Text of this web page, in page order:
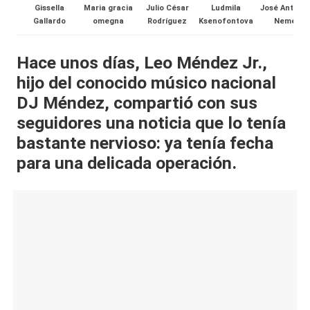
y
s,
T
V
y
Gissella
Gallardo
Maria gracia
omegna
Julio César
Rodríguez
Ludmila
Ksenofontova
José Antonio
Neme
Hace unos días, Leo Méndez Jr.,
hijo del conocido músico nacional
DJ Méndez, compartió con sus
seguidores una noticia que lo tenía
bastante nervioso: ya tenía fecha
para una delicada operación.